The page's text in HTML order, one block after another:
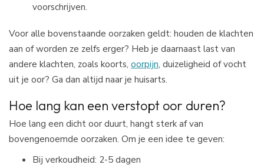
voorschrijven.
Voor alle bovenstaande oorzaken geldt: houden de klachten
aan of worden ze zelfs erger? Heb je daarnaast last van
andere klachten, zoals koorts, oorpijn, duizeligheid of vocht
uit je oor? Ga dan altijd naar je huisarts.
Hoe lang kan een verstopt oor duren?
Hoe lang een dicht oor duurt, hangt sterk af van
bovengenoemde oorzaken. Om je een idee te geven:
Bij verkoudheid: 2-5 dagen